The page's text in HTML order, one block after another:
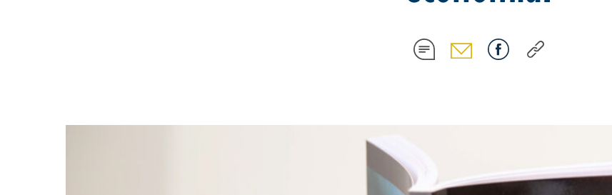
COMPARTIR
COMPARTIR
COMPARTIRCOMPARTIR